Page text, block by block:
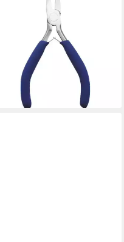
Flachzange Brüder
Mannesmann M10806
Elektrotechnik und
Feinwerktechnik Flachzange
9,93 €
lieferbar - in 8-10 Werktagen bei